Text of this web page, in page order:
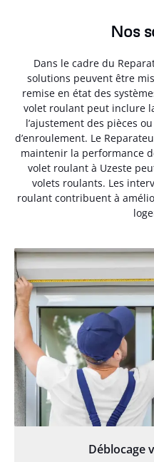
Nos
Dans le cadre du
solutions peuvent être
remise en état des
volet roulant peut inclure
l’ajustement des pièces
d’enroulement. Le
maintenir la performance
volet roulant à Uzeste
volets roulants. Les
roulant contribuent à
Déblocage